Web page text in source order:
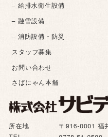
所在地
〒916-0001 福
– 給排水衛生設備
– 融雪設備
– 消防設備・防災
スタッフ募集
お問い合わせ
さばにゃん本舗